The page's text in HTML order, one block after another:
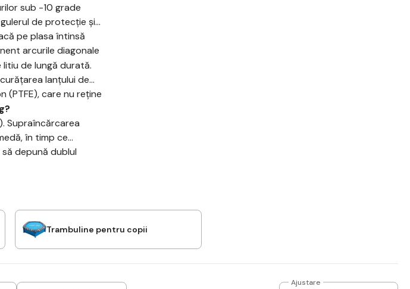
sub -10 grade
de protecție și
pe plasa întinsă
arcurile diagonale
de lungă durată.
lanțului de
(PTFE), care nu reține
Supraîncărcarea
în timp ce
depună dublul
Trambuline pentru copii
Ajustare